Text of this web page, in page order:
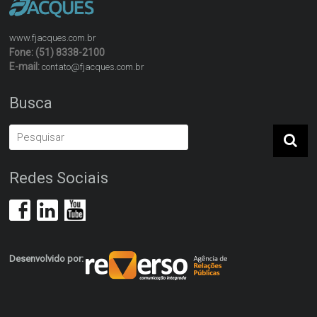
www.fjacques.com.br
Fone: (51) 8338-2100
E-mail:contato@fjacques.com.br
Busca
Redes Sociais
Desenvolvido por: